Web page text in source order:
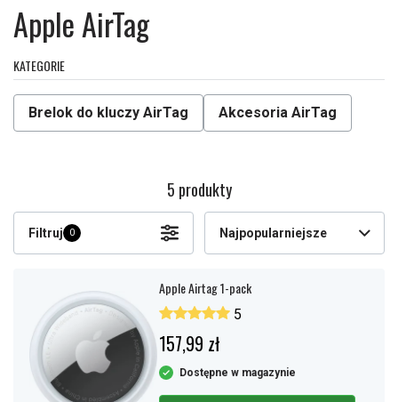
Apple AirTag
KATEGORIE
Brelok do kluczy AirTag Akcesoria AirTag
5 produkty
Filtruj 0 Najpopularniejsze
Apple Airtag 1-pack
5
157,99 zł
Dostępne w magazynie